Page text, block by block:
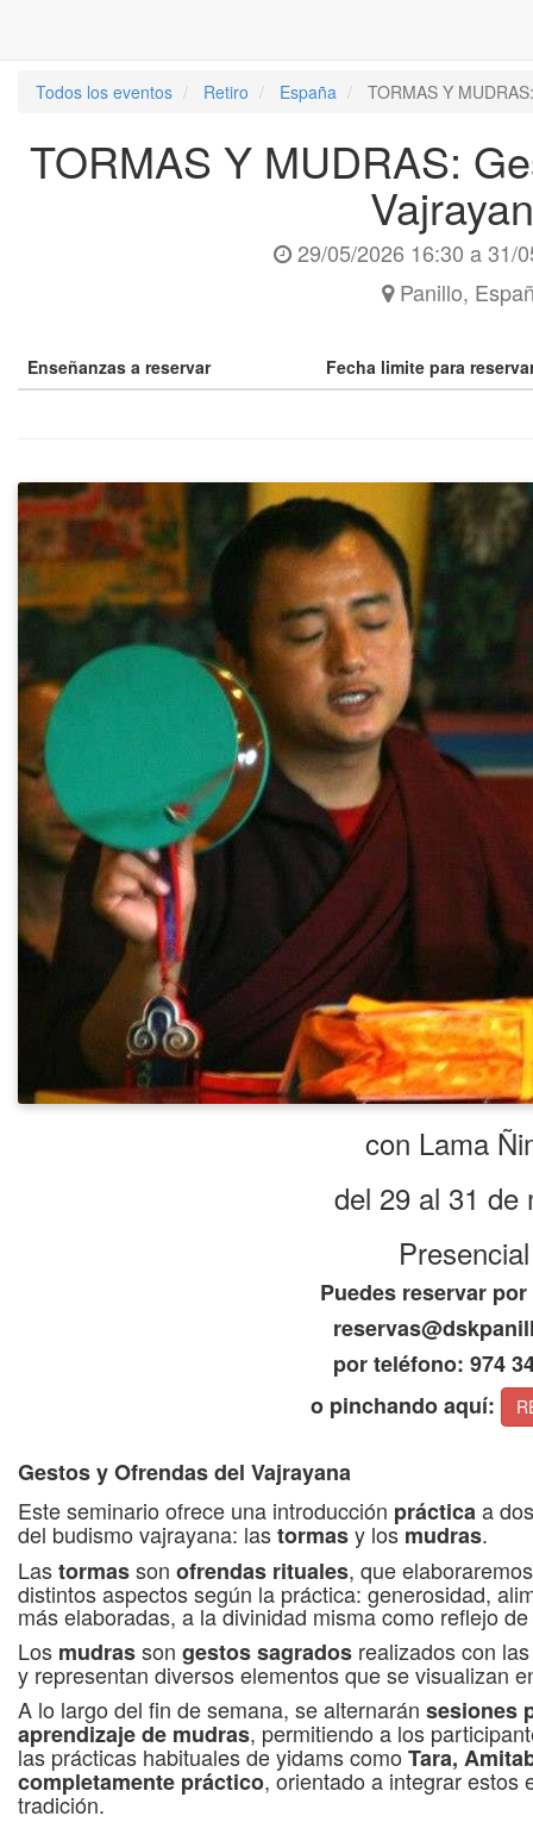
Todos los eventos Retiro España TORMAS Y
TORMAS Y MUDRAS:
29/05/2026 16:30 a31/
Panillo,
Enseñanzas a reservar Fecha limite para
con Lama
del 29 al 31 de
Presencial
Puedes reservar
por teléfono: 974
o pinchando aquí:
Gestos y Ofrendas del Vajrayana
Este seminario ofrece una introducción prácticaa
del budismo vajrayana: lastormasy los mudras.
Lastormasson ofrendas rituales, que
distintos aspectos según la práctica: generosidad,
más elaboradas, a la divinidad misma como reflejo
Los mudrasson gestossagrados realizados con
y representan diversos elementos que se visualizan
A lo largo del fin de semana, se alternarán sesiones
aprendizaje de mudras, permitiendo a los
las prácticas habituales de yidams como Tara,
completamente práctico, orientado a integrar estos
tradición.